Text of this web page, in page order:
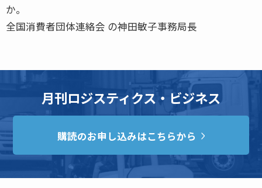
か。
全国消費者団体連絡会 の神田敏子事務局長
月刊ロジスティクス・ビジネス
購読のお申し込みはこちらから